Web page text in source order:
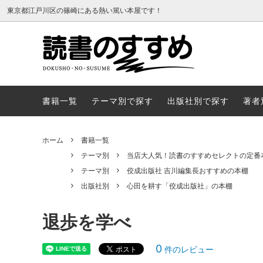
東京都江戸川区の篠崎にある熱い篤い本屋です！
書籍一覧 テーマ別で探す 出版社別で探す 著者
ホーム
書籍一覧
テーマ別
当店大人気！読書のすすめセレクトの定番
テーマ別
佼成出版社 吉川編集長おすすめの本棚
出版社別
心田を耕す「佼成出版社」の本棚
退歩を学べ
0 件のレビュー